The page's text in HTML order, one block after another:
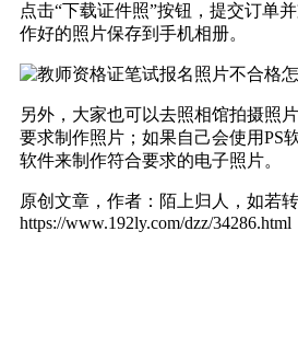
点击“下载证件照”按钮，提交订单
作好的照片保存到手机相册。
另外，大家也可以去照相馆拍摄照
要求制作照片；如果自己会使用PS
软件来制作符合要求的电子照片。
原创文章，作者：陌上归人，如若
https://www.192ly.com/dzz/34286.html